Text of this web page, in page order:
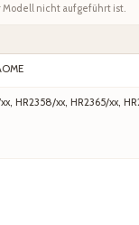
Modell nicht aufgeführt ist.
HR2358/xx, HR2365/xx,